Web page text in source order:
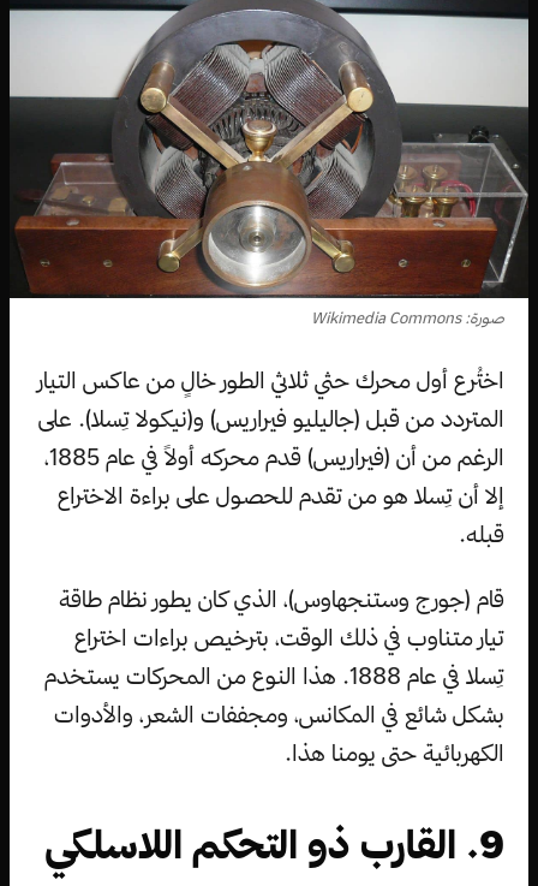
صورة: Wikimedia Commons
اختُرع أول محرك حثي ثلاثي الطور خالٍ من عاكس التيار
المتردد من قبل (جاليليو فيراريس) و(نيكولا تِسلا). على
الرغم من أن (فيراريس) قدم محركه أولاً في عام 1885،
إلا أن تِسلا هو من تقدم للحصول على براءة الاختراع
قبله.
قام (جورج وستنجهاوس)، الذي كان يطور نظام طاقة
تيار متناوب في ذلك الوقت، بترخيص براءات اختراع
تِسلا في عام 1888. هذا النوع من المحركات يستخدم
بشكل شائع في المكانس، ومجففات الشعر، والأدوات
الكهربائية حتى يومنا هذا.
9. القارب ذو التحكم اللاسلكي